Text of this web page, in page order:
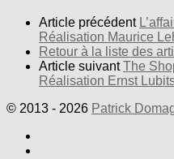
Article précédent
Réalisation Maurice
Retour à la liste des
Article suivant The
Réalisation Ernst
© 2013 - 2026 Patrick